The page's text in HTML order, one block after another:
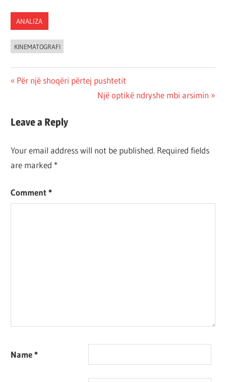
ANALIZA
KINEMATOGRAFI
Post
Previous
Për një shoqëri përtej pushtetit
Next
Një optikë ndryshe mbi arsimin
Leave a Reply
Your email address will not be published. Required fields
are marked *
Comment*
Name*